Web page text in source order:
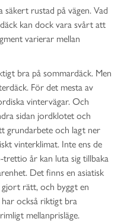
rustad på vägen. Vad
kan dock vara svårt att
varierar mellan
bra på sommardäck. Men
För det mesta av
vintervägar. Och
sidan jordklotet och
grundarbete och lagt ner
vinterklimat. Inte ens de
år kan luta sig tillbaka
Det finns en asiatisk
rätt, och byggt en
har också riktigt bra
mellanprisläge.